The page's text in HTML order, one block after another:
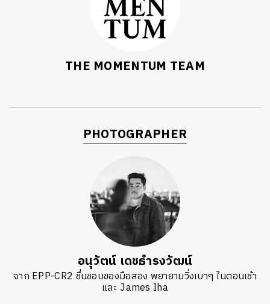
THE MOMENTUM TEAM
PHOTOGRAPHER
อนุวัตน์ เดชธำรงวัฒน์
จาก EPP-CR2 ชื่นชอบของมือสอง พยายามวิ่งเบาๆ ในตอนเช้า
และ James Iha